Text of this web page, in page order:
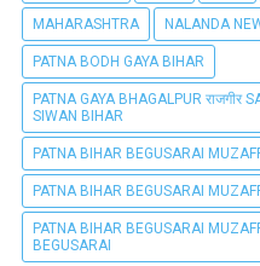
MAHARASHTRA NALANDA
PATNA BODH GAYA BIHAR
PATNA GAYA BHAGALPUR राजगीर
SIWAN BIHAR
PATNA BIHAR BEGUSARAI
PATNA BIHAR BEGUSARAI
PATNA BIHAR BEGUSARAI
BEGUSARAI